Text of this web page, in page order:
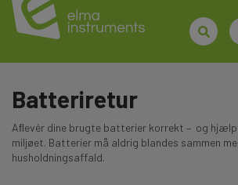
Batteriretur
Aﬂevér dine brugte batterier korrekt – og
miljøet. Batterier må aldrig blandes sammen
husholdningsaffald.